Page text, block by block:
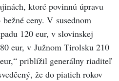
ktoré povinnú úpravu
ceny. V susednom
120 eur, v slovinskej
eur, v Južnom Tirolsku 210
priblížil generálny riaditeľ
že do piatich rokov